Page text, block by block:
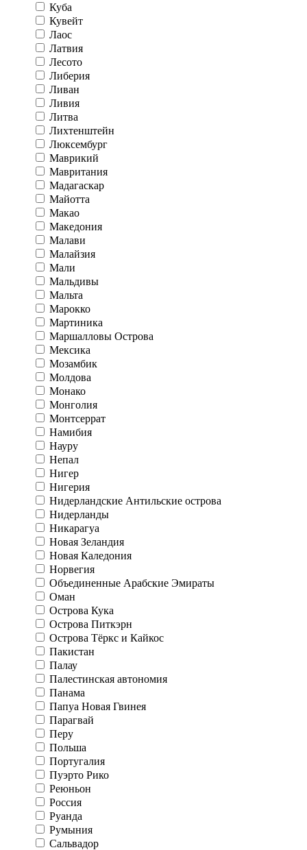
Куба
Кувейт
Лаос
Латвия
Лесото
Либерия
Ливан
Ливия
Литва
Лихтенштейн
Люксембург
Маврикий
Мавритания
Мадагаскар
Майотта
Макао
Македония
Малави
Малайзия
Мали
Мальдивы
Мальта
Марокко
Мартиника
Маршалловы Острова
Мексика
Мозамбик
Молдова
Монако
Монголия
Монтсеррат
Намибия
Науру
Непал
Нигер
Нигерия
Нидерландские Антильские острова
Нидерланды
Никарагуа
Новая Зеландия
Новая Каледония
Норвегия
Объединенные Арабские Эмираты
Оман
Острова Кука
Острова Питкэрн
Острова Тёркс и Кайкос
Пакистан
Палау
Палестинская автономия
Панама
Папуа Новая Гвинея
Парагвай
Перу
Польша
Португалия
Пуэрто Рико
Реюньон
Россия
Руанда
Румыния
Сальвадор